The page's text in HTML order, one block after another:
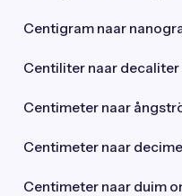
Centigram naar
Centiliter naar decaliter
Centimeter naar
Centimeter naar
Centimeter naar duim